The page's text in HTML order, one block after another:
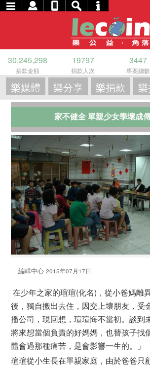
30,245,298
捐款金額
19797
捐款人次
3447
專案總數
樂媒體 樂分享 樂捐款
家不健全 單親少女學壞成
編輯中心2015年07月17日
在少年之家的瑄瑄(化名)，從小爸媽離
後，獨自搬出去住，因交上壞朋友，受
播公司，現回想，瑄瑄悔不當初。談到
將來想當個負責的好媽媽，也替孩子找
體會過那種痛苦，是會影響一生的。」
瑄瑄從小生長在單親家庭，由於爸爸只